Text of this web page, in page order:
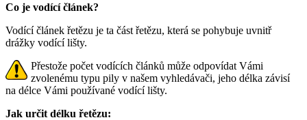
Co je vodící článek?
Vodící článek řetězu je ta část řetězu, která se pohybuje uvnitř
drážky vodící lišty.
Přestože počet vodících článků může odpovídat Vámi
zvolenému typu pily v našem vyhledávači, jeho délka závisí
na délce Vámi používané vodící lišty.
Jak určit délku řetězu: